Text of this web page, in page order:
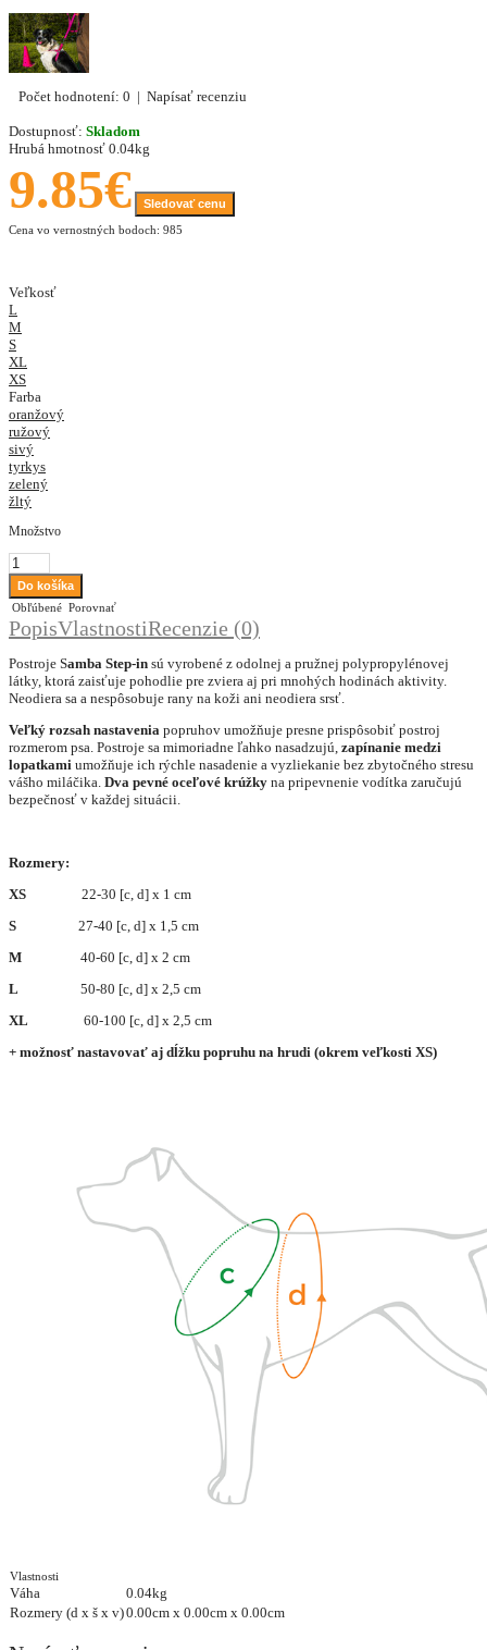
Počet hodnotení: 0 | Napísať recenziu
Dostupnosť: Skladom
Hrubá hmotnosť 0.04kg
9.85€
Sledovať cenu
Cena vo vernostných bodoch: 985
Veľkosť
L
M
S
XL
XS
Farba
oranžový
ružový
sivý
tyrkys
zelený
žltý
Množstvo
Obľúbené Porovnať
PopisVlastnostiRecenzie (0)
Postroje Samba Step-in sú vyrobené z odolnej a pružnej polypropylénovej
látky, ktorá zaisťuje pohodlie pre zviera aj pri mnohých hodinách aktivity.
Neodiera sa a nespôsobuje rany na koži ani neodiera srsť.
Veľký rozsah nastavenia popruhov umožňuje presne prispôsobiť postroj
rozmerom psa. Postroje sa mimoriadne ľahko nasadzujú, zapínanie medzi
lopatkami umožňuje ich rýchle nasadenie a vyzliekanie bez zbytočného stresu
vášho miláčika. Dva pevné oceľové krúžky na pripevnenie vodítka zaručujú
bezpečnosť v každej situácii.
Rozmery:
XS 22-30 [c, d] x 1 cm
S
27-40 [c, d] x 1,5 cm
M
40-60 [c, d] x 2 cm
L
50-80 [c, d] x 2,5 cm
XL 60-100 [c, d] x 2,5 cm
+ možnosť nastavovať aj dĺžku popruhu na hrudi (okrem veľkosti XS)
Vlastnosti
Váha
0.04kg
Rozmery (d x š x v)0.00cm x 0.00cm x 0.00cm